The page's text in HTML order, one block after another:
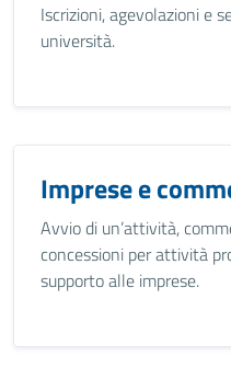
Iscrizioni, agevolazioni e
università.
Imprese e
Avvio di un’attività,
concessioni per attività
supporto alle imprese.